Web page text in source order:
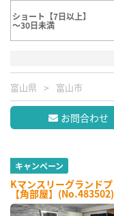
ショート【7日以上】
～30日未満
富山県 富山市
お問合わせ
キャンペーン
Kマンスリーグランド
【角部屋】(No.483502)